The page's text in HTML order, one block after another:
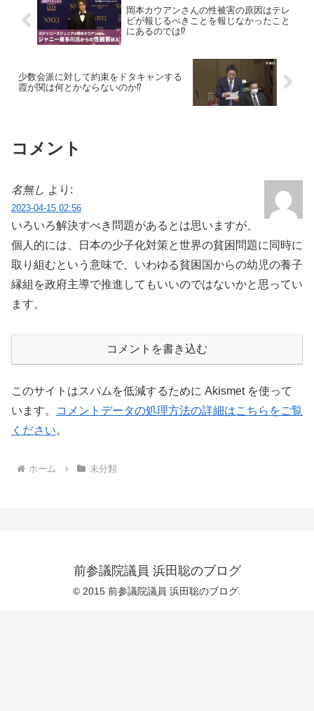
岡本カウアンさんの性被害の原因はテレ
ビが報じるべきことを報じなかったこと
にあるのでは⁉
少数会派に対して約束をドタキャンする
霞が関は何とかならないのか⁉
コメント
名無し より:
2023-04-15 02:56
いろいろ解決すべき問題があるとは思いますが、
個人的には、日本の少子化対策と世界の貧困問題に同時に
取り組むという意味で、いわゆる貧困国からの幼児の養子
縁組を政府主導で推進してもいいのではないかと思ってい
ます。
コメントを書き込む
このサイトはスパムを低減するために Akismet を使って
います。
コメントデータの処理方法の詳細はこちらをご覧
ください。
ホーム 未分類
前参議院議員 浜田聡のブログ
© 2015 前参議院議員 浜田聡のブログ.